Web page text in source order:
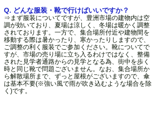
Q. どんな服装・靴で行けばいいですか？
⇒まず服装についてですが、豊洲市場の建物内は空
調が効いており、夏場は涼しく、冬場は暖かく調整
されております。一方で、集合場所付近や建物間を
移動する際は暑かったり、寒かったりしますので、
ご調整の利く服装でご参加ください。靴についてで
すが、市場の売り場に立ち入るわけではなく、整備
された見学者通路からの見学となる為、街中を歩く
時と同じ靴で問題ございません。なお、集合場所か
ら解散場所まで、ずっと屋根がございますので、傘
は基本不要(※強い風で雨が吹き込むような場合を除
く)です。